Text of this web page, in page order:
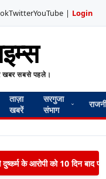
TwitterYouTube | Login
खबर सबसे पहले।
ताज़ा
खबरें
सरगुजा
संभाग
के आरोपी को 10 दिन बाद